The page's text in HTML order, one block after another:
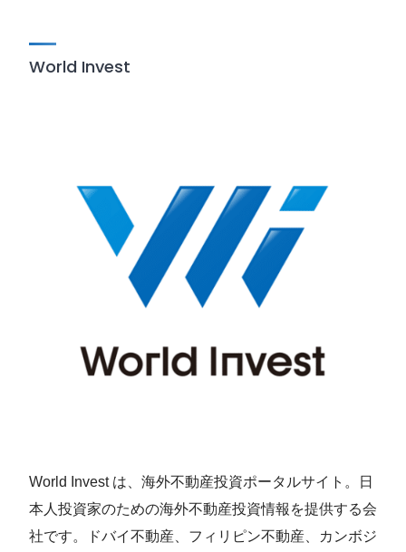
World Invest
World Invest は、海外不動産投資ポータルサイト。日
本人投資家のための海外不動産投資情報を提供する会
社です。ドバイ不動産、フィリピン不動産、カンボジ